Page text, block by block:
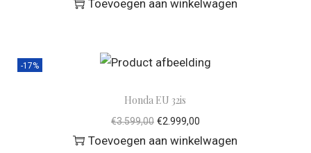
Toevoegen aan winkelwagen
-17%
Honda EU 32is
€3.599,00 €2.999,00
Toevoegen aan winkelwagen